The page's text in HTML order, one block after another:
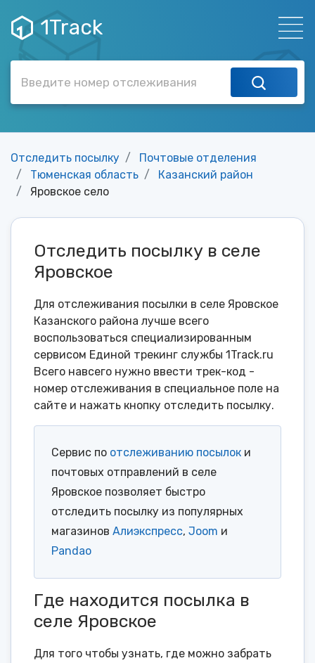
1Track
Отследить посылку
Почтовые отделения
Тюменская область
Казанский район
Яровское село
Отследить посылку в селе
Яровское
Для отслеживания посылки в селе Яровское
Казанского района лучше всего
воспользоваться специализированным
сервисом Единой трекинг службы 1Track.ru
Всего навсего нужно ввести трек-код -
номер отслеживания в специальное поле на
сайте и нажать кнопку отследить посылку.
Сервис по отслеживанию посылок и
почтовых отправлений в селе
Яровское позволяет быстро
отследить посылку из популярных
магазинов Алиэкспресс, Joom и
Pandao
Где находится посылка в
селе Яровское
Для того чтобы узнать, где можно забрать